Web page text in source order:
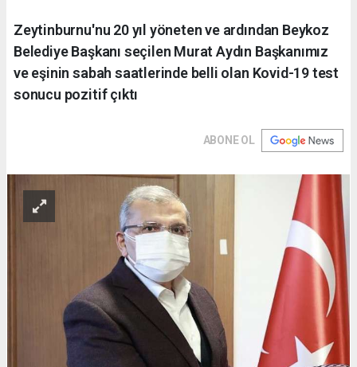
Zeytinburnu'nu 20 yıl yöneten ve ardından Beykoz
Belediye Başkanı seçilen Murat Aydın Başkanımız
ve eşinin sabah saatlerinde belli olan Kovid-19 test
sonucu pozitif çıktı
ABONE OL